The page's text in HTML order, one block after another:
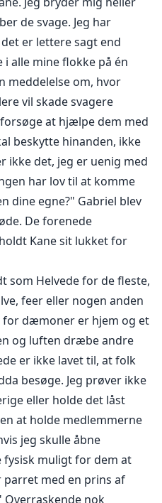
de svage. Jeg har
er lettere sagt end
alle mine flokke på én
meddelelse om, hvor
vil skade svagere
at hjælpe dem med
beskytte hinanden, ikke
ikke det, jeg er uenig med
har lov til at komme
dine egne?" Gabriel blev
De forenede
Kane sit lukket for
som Helvede for de fleste,
feer eller nogen anden
dæmoner er hjem og et
og luften dræbe andre
er ikke lavet til, at folk
besøge. Jeg prøver ikke
eller holde det låst
at holde medlemmerne
jeg skulle åbne
fysisk muligt for dem at
parret med en prins af
Overraskende nok